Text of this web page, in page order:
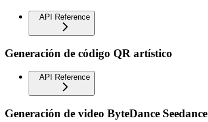
API Reference
Generación de código QR artístico
API Reference
Generación de video ByteDance Seedance